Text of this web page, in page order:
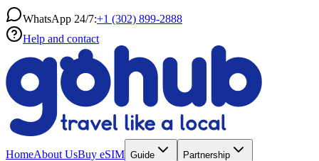
WhatsApp 24/7:+1 (302) 899-2888
Help and contact
HomeAbout UsBuy eSIM Guide Partnership